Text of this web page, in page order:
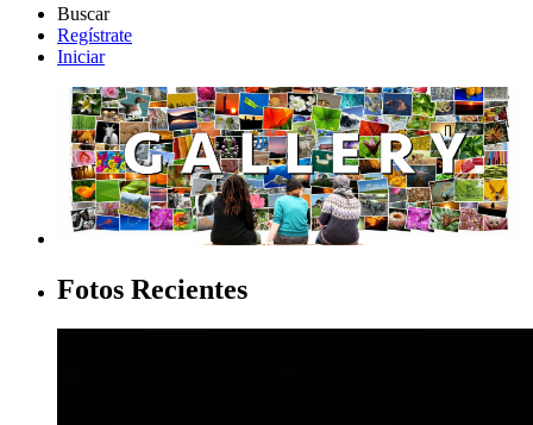
Buscar
Regístrate
Iniciar
Fotos Recientes